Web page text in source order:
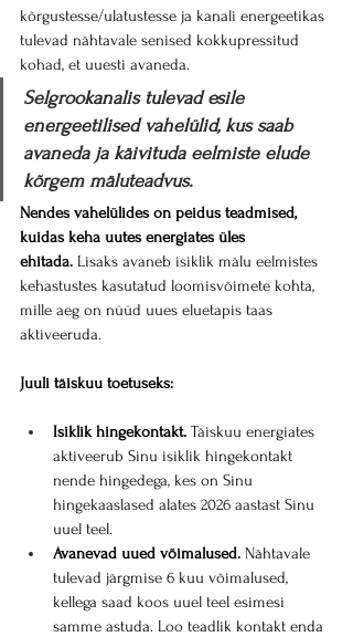
kõrgustesse/ulatustesse ja kanali energeetikas
tulevad nähtavale senised kokkupressitud
kohad, et uuesti avaneda.
Selgrookanalis tulevad esile
energeetilised vahelülid, kus saab
avaneda ja käivituda eelmiste elude
kõrgem mäluteadvus.
Nendes vahelülides on peidus teadmised,
kuidas keha uutes energiates üles
ehitada. Lisaks avaneb isiklik mälu eelmistes
kehastustes kasutatud loomisvõimete kohta,
mille aeg on nüüd uues eluetapis taas
aktiveeruda.
Juuli täiskuu toetuseks:
Isiklik hingekontakt. Täiskuu energiates
aktiveerub Sinu isiklik hingekontakt
nende hingedega, kes on Sinu
hingekaaslased alates 2026 aastast Sinu
uuel teel.
Avanevad uued võimalused. Nähtavale
tulevad järgmise 6 kuu võimalused,
kellega saad koos uuel teel esimesi
samme astuda. Loo teadlik kontakt enda